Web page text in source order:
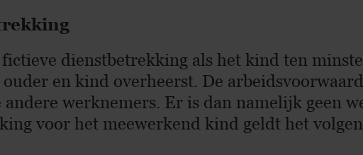
dienstbetrekking als het kind ten
en kind overheerst. De
werknemers. Er is dan namelijk geen
voor het meewerkend kind geldt het